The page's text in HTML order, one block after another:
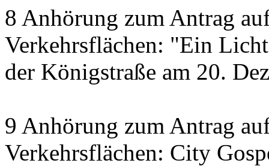
8 Anhörung zum Antrag
Verkehrsflächen: "Ein
der Königstraße am 20.
9 Anhörung zum Antrag
Verkehrsflächen: City